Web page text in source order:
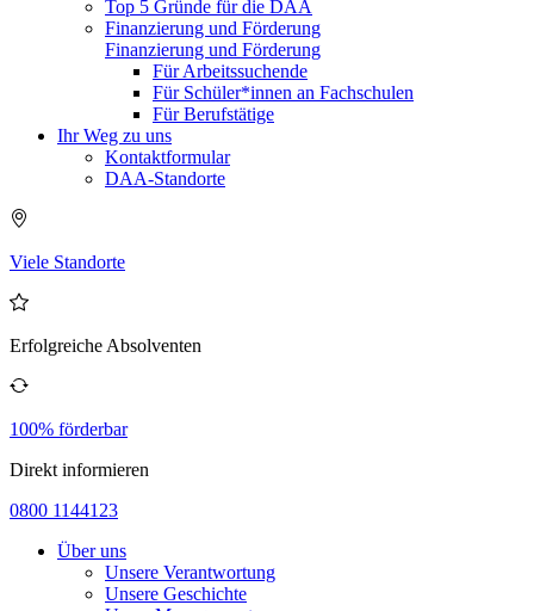
Top 5 Gründe für die DAA
Finanzierung und Förderung
Finanzierung und Förderung
Für Arbeitssuchende
Für Schüler*innen an Fachschulen
Für Berufstätige
Ihr Weg zu uns
Kontaktformular
DAA-Standorte
Viele Standorte
Erfolgreiche Absolventen
100% förderbar
Direkt informieren
0800 1144123
Über uns
Unsere Verantwortung
Unsere Geschichte